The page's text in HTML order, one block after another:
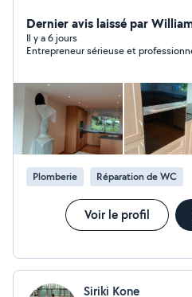
Dernier avis laissé par
Il y a 6 jours
Entrepreneur sérieuse et
Plomberie Réparation de WC
Voir le profil
Siriki Kone